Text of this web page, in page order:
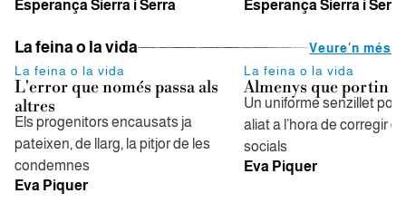
Esperança Sierra i Serra Esperança Sierra i Serra
La feina o la vida
Veure'n més
La feina o la vida
L'error que només passa als
altres
Els progenitors encausats ja
pateixen, de llarg, la pitjor de les
condemnes
Eva Piquer
La feina o la vida
Almenys que portin
Un uniforme senzillet
aliat a l’hora de corregir
socials
Eva Piquer